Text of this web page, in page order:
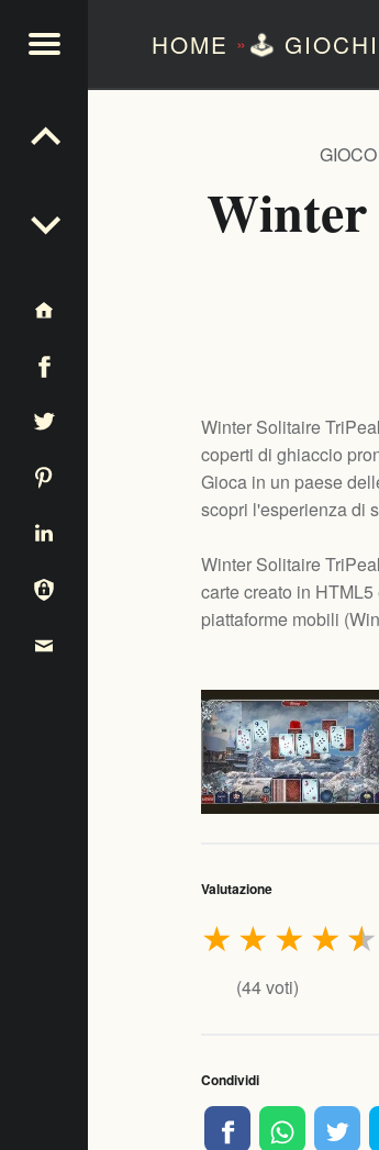
HOME »🕹️ GIOCHI
Winter
Winter Solitaire
coperti di ghiaccio
Gioca in un paese
scopri l'esperienza di
Winter Solitaire
carte creato in
piattaforme mobili (
Valutazione
★
★
★
★
★
(44voti)
Condividi